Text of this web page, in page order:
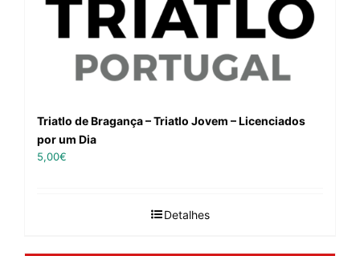
Triatlo de Bragança – Triatlo Jovem – Licenciados
por um Dia
5,00€
Detalhes